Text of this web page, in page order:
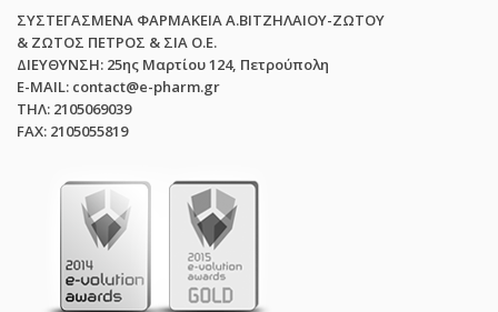
ΣΥΣΤΕΓΑΣΜΕΝΑ ΦΑΡΜΑΚΕΙΑ Α.ΒΙΤΖΗΛΑΙΟΥ-ΖΩΤΟΥ
& ΖΩΤΟΣ ΠΕΤΡΟΣ & ΣΙΑ Ο.Ε.
ΔΙΕΥΘΥΝΣΗ: 25ης Μαρτίου 124, Πετρούπολη
E-MAIL: contact@e-pharm.gr
ΤΗΛ: 2105069039
FAX: 2105055819